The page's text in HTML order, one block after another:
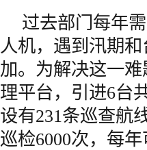
过去部门每年
人机，遇到汛期
加。为解决这一
理平台，引进6台
设有231条巡查航
巡检6000次，每